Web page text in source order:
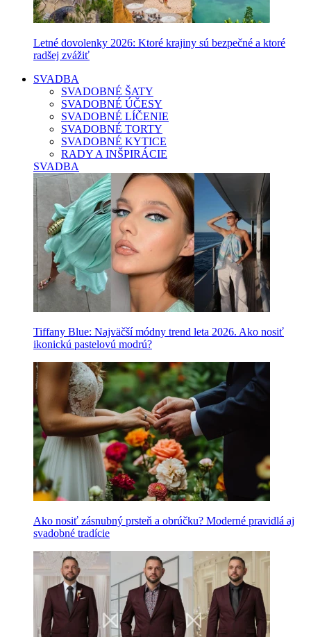
Letné dovolenky 2026: Ktoré krajiny sú bezpečné a ktoré
radšej zvážiť
SVADBA
SVADOBNÉ ŠATY
SVADOBNÉ ÚČESY
SVADOBNÉ LÍČENIE
SVADOBNÉ TORTY
SVADOBNÉ KYTICE
RADY A INŠPIRÁCIE
SVADBA
Tiffany Blue: Najväčší módny trend leta 2026. Ako nosiť
ikonickú pastelovú modrú?
Ako nosiť zásnubný prsteň a obrúčku? Moderné pravidlá aj
svadobné tradície